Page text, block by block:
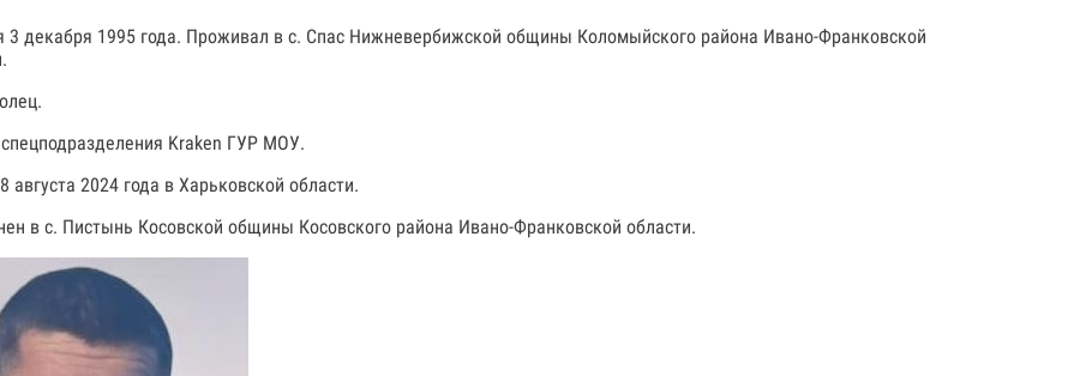
3 декабря 1995 года. Проживал в с. Спас Нижневербижской общины Коломыйского района Ивано-Франковской
Kraken ГУР МОУ.
августа 2024 года в Харьковской области.
в с. Пистынь Косовской общины Косовского района Ивано-Франковской области.